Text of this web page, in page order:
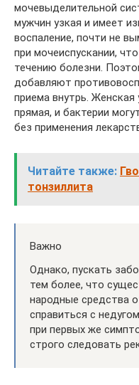
мочевыделительной
мужчин узкая и имеет
воспаление, почти не
при мочеиспускании,
течению болезни.
добавляют
приема внутрь.
прямая, и бактерии
без применения
Читайте также:
тонзиллита
Важно
Однако, пускать
тем более, что
народные средства
справиться с
при первых же
строго следовать